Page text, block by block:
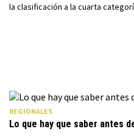
la clasificación a la cuarta
REGIONALES
Lo que hay que saber antes